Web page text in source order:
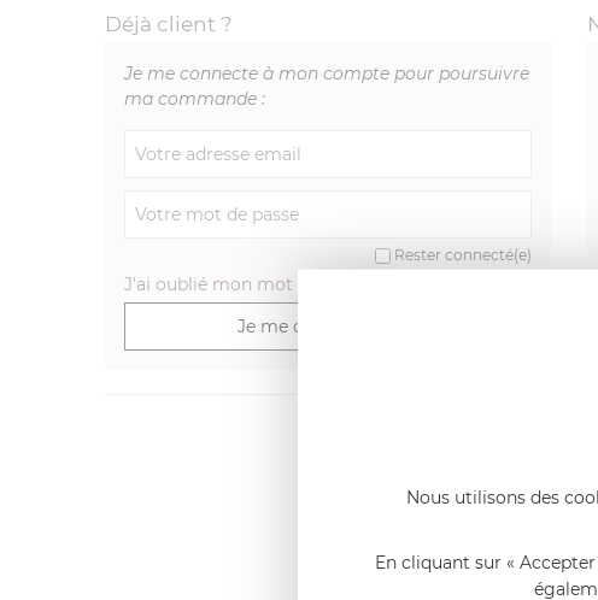
Déjà client ?
Je me connecte à mon compte pour poursuivre
ma commande :
Rester connecté(e)
J'ai oublié mon mot de passe
Je me connecte
Derniers avis
Emmanuel 56
Casserole mini 9
«Nous sommes
qualité. Cette
l'élaboration des
Nous utilisons des
En cliquant sur «